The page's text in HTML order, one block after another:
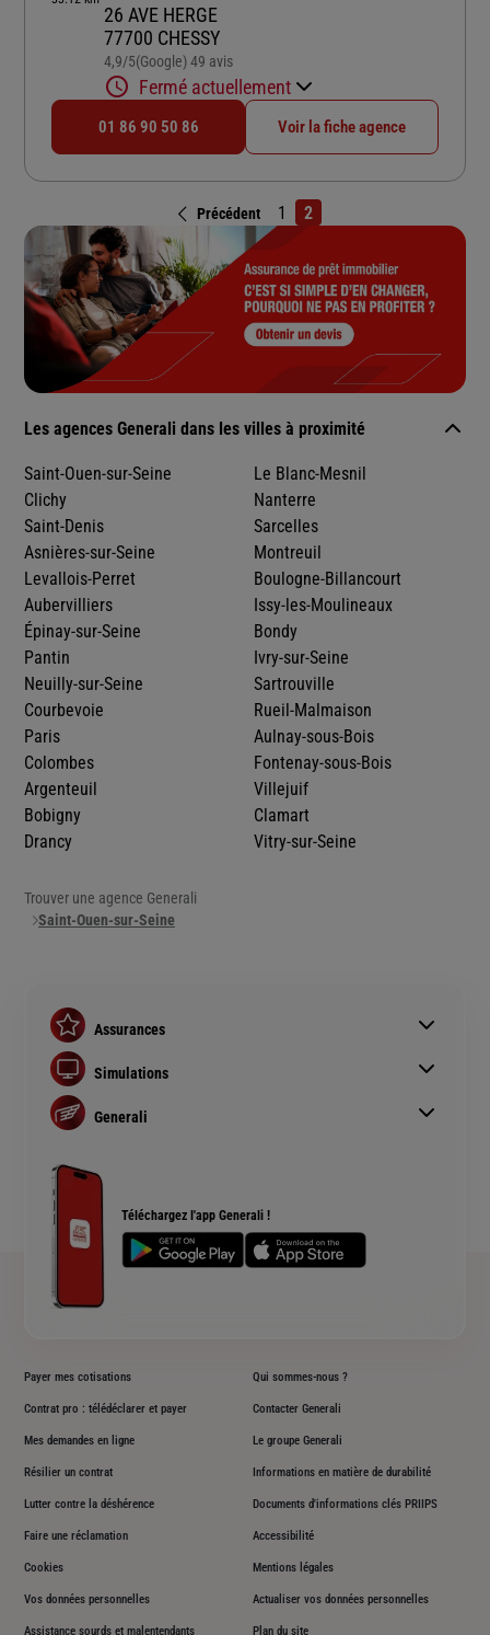
26 AVE HERGE
77700 CHESSY
4,9/5Note de 4.9 sur 5
(Google) 49 avis
Fermé actuellement
01 86 90 50 86 Voir la fiche agence
Précédent 1 2
Les agences Generali dans les villes à proximité
Saint-Ouen-sur-Seine
Clichy
Saint-Denis
Asnières-sur-Seine
Levallois-Perret
Aubervilliers
Épinay-sur-Seine
Pantin
Neuilly-sur-Seine
Courbevoie
Paris
Colombes
Argenteuil
Bobigny
Drancy
Le Blanc-Mesnil
Nanterre
Sarcelles
Montreuil
Boulogne-Billancourt
Issy-les-Moulineaux
Bondy
Ivry-sur-Seine
Sartrouville
Rueil-Malmaison
Aulnay-sous-Bois
Fontenay-sous-Bois
Villejuif
Clamart
Vitry-sur-Seine
Trouver une agence Generali
Saint-Ouen-sur-Seine
Téléchargez l'app Generali !
Assurances
Assurance auto
Assurance habitation
Assurance prêt immobilier
Complémentaire santé senior
Simulations
Simulation assurance auto
Devis assurance habitation
Devis assurance chien ou chat
Generali
Rendements fonds euros Generali
Accessibilité sourds et malentendants
Plan du site
Payer mes cotisations
Contrat pro : télédéclarer et payer
Mes demandes en ligne
Résilier un contrat
Lutter contre la déshérence
Faire une réclamation
Qui sommes-nous ?
Contacter Generali
Le groupe Generali
Informations en matière de durabilité
Documents d'informations clés PRIIPS
Accessibilité
Cookies Mentions légales
Vos données personnelles Actualiser vos données personnelles
Assistance sourds et malentendants Plan du site